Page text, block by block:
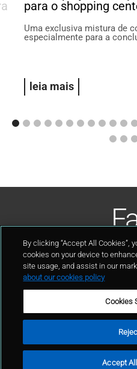
para o shopping
Uma exclusiva mistura de
especialmente para a
leia mais
By clicking “Accept All Cookies”,
cookies on your device to
site usage, and assist in our
about our cookies policy
Cookies
Accept